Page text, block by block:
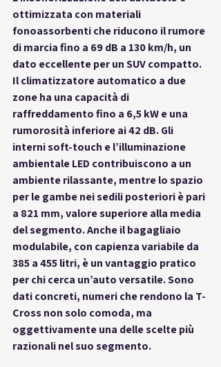
ottimizzata con materiali
fonoassorbenti che riducono il rumore
di marcia fino a 69 dB a 130 km/h, un
dato eccellente per un SUV compatto.
Il climatizzatore automatico a due
zone ha una capacità di
raffreddamento fino a 6,5 kW e una
rumorosità inferiore ai 42 dB. Gli
interni soft-touch e l’illuminazione
ambientale LED contribuiscono a un
ambiente rilassante, mentre lo spazio
per le gambe nei sedili posteriori è pari
a 821 mm, valore superiore alla media
del segmento. Anche il bagagliaio
modulabile, con capienza variabile da
385 a 455 litri, è un vantaggio pratico
per chi cerca un’auto versatile. Sono
dati concreti, numeri che rendono la T-
Cross non solo comoda, ma
oggettivamente una delle scelte più
razionali nel suo segmento.